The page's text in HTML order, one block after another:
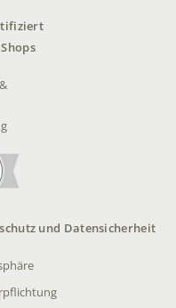
und Datensicherheit